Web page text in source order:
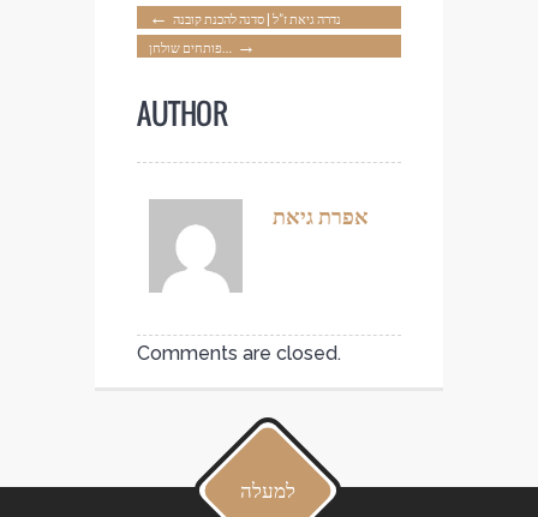
← נדרה גיאת ז”ל | סדנה להכנת קובנה
→
AUTHOR
אפרת גיאת
Comments are closed.
למעלה